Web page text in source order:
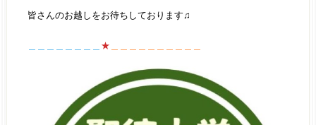
皆さんのお越しをお待ちしております♫
★